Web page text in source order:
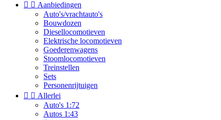
  Aanbiedingen
Auto's/vrachtauto's
Bouwdozen
Diesellocomotieven
Elektrische locomotieven
Goederenwagens
Stoomlocomotieven
Treinstellen
Sets
Personenrijtuigen
  Allerlei
Auto's 1:72
Autos 1:43